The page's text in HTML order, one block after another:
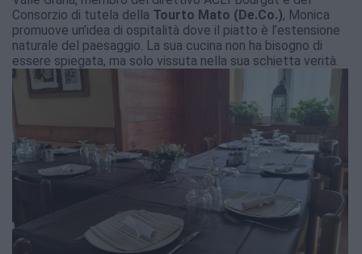
Consorzio di tutela della Tourto Mato (De.Co.), Monica
promuove un’idea di ospitalità dove il piatto è l’estensione
naturale del paesaggio. La sua cucina non ha bisogno di
essere spiegata, ma solo vissuta nella sua schietta verità.